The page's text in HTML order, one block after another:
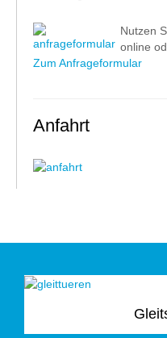
Nutzen
online
Zum Anfrageformular
Anfahrt